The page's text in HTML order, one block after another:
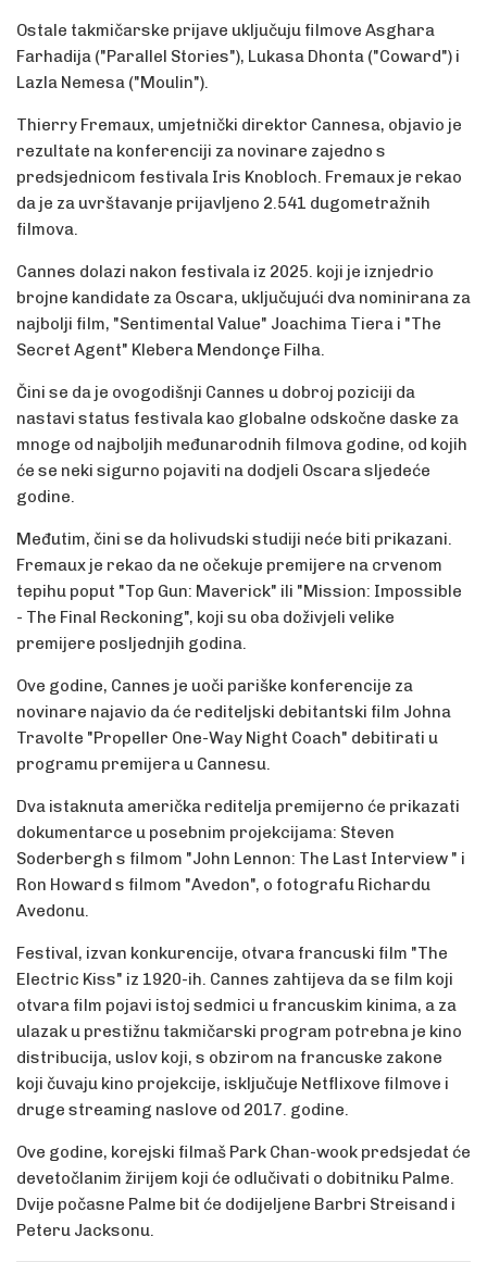
Ostale takmičarske prijave uključuju filmove Asghara
Farhadija ("Parallel Stories"), Lukasa Dhonta ("Coward") i
Lazla Nemesa ("Moulin").
Thierry Fremaux, umjetnički direktor Cannesa, objavio je
rezultate na konferenciji za novinare zajedno s
predsjednicom festivala Iris Knobloch. Fremaux je rekao
da je za uvrštavanje prijavljeno 2.541 dugometražnih
filmova.
Cannes dolazi nakon festivala iz 2025. koji je iznjedrio
brojne kandidate za Oscara, uključujući dva nominirana za
najbolji film, "Sentimental Value" Joachima Tiera i "The
Secret Agent" Klebera Mendonçe Filha.
Čini se da je ovogodišnji Cannes u dobroj poziciji da
nastavi status festivala kao globalne odskočne daske za
mnoge od najboljih međunarodnih filmova godine, od kojih
će se neki sigurno pojaviti na dodjeli Oscara sljedeće
godine.
Međutim, čini se da holivudski studiji neće biti prikazani.
Fremaux je rekao da ne očekuje premijere na crvenom
tepihu poput "Top Gun: Maverick" ili "Mission: Impossible
- The Final Reckoning", koji su oba doživjeli velike
premijere posljednjih godina.
Ove godine, Cannes je uoči pariške konferencije za
novinare najavio da će rediteljski debitantski film Johna
Travolte "Propeller One-Way Night Coach" debitirati u
programu premijera u Cannesu.
Dva istaknuta američka reditelja premijerno će prikazati
dokumentarce u posebnim projekcijama: Steven
Soderbergh s filmom "John Lennon: The Last Interview " i
Ron Howard s filmom "Avedon", o fotografu Richardu
Avedonu.
Festival, izvan konkurencije, otvara francuski film "The
Electric Kiss" iz 1920-ih. Cannes zahtijeva da se film koji
otvara film pojavi istoj sedmici u francuskim kinima, a za
ulazak u prestižnu takmičarski program potrebna je kino
distribucija, uslov koji, s obzirom na francuske zakone
koji čuvaju kino projekcije, isključuje Netflixove filmove i
druge streaming naslove od 2017. godine.
Ove godine, korejski filmaš Park Chan-wook predsjedat će
devetočlanim žirijem koji će odlučivati ​​o dobitniku Palme.
Dvije počasne Palme bit će dodijeljene Barbri Streisand i
Peteru Jacksonu.